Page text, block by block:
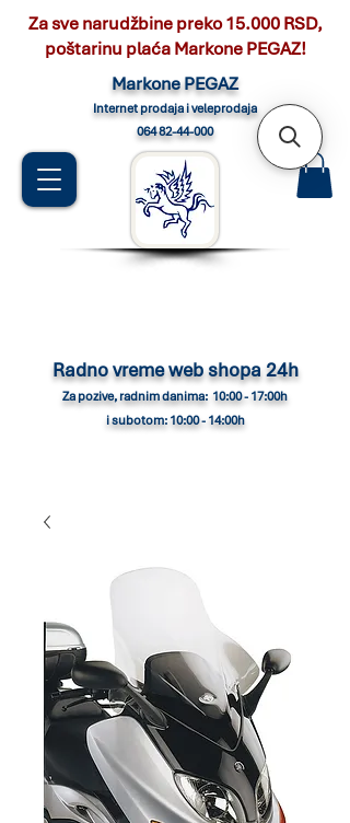
Markone PEGAZ
Internet prodaja i veleprodaja
064 82-44-000
Radno vreme web shopa 24h
Za pozive, radnim danima: 10:00 - 17:00h
i subotom: 10:00 - 14:00h
Za sve narudžbine preko 15.000 RSD,
poštarinu plaća Markone PEGAZ!